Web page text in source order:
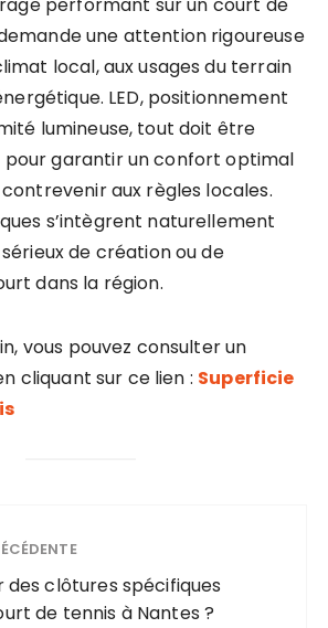
performant sur un court de
une attention rigoureuse
local, aux usages du terrain
LED, positionnement
lumineuse, tout doit être
pour garantir un confort optimal
contrevenir aux règles locales.
s’intègrent naturellement
de création ou de
dans la région.
vous pouvez consulter un
cliquant sur ce lien : Superficie
clôtures spécifiques
de tennis à Nantes ?